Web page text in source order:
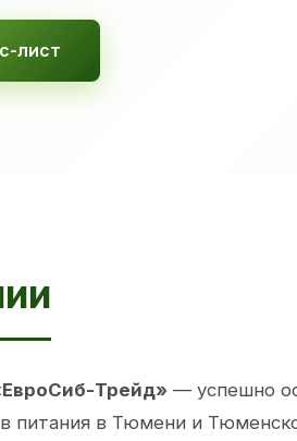
лист
Трейд» — успешно
питания в Тюмени и